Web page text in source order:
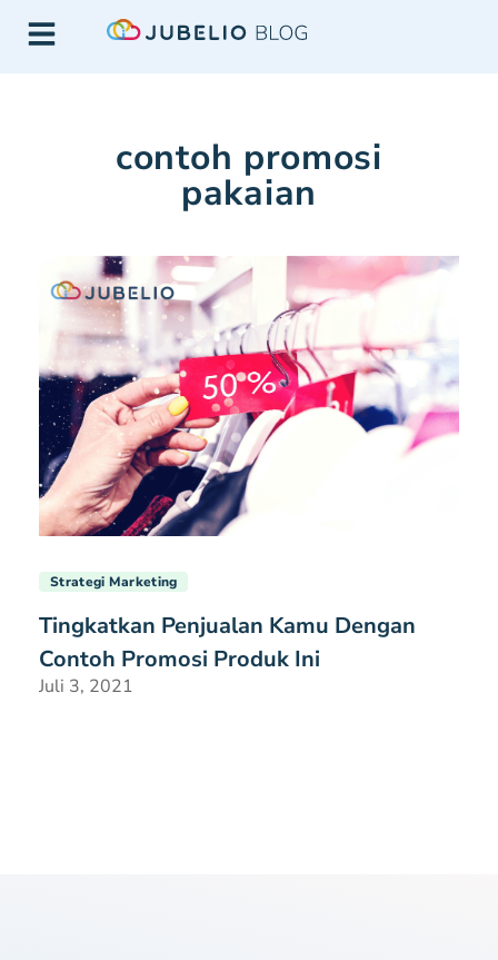
contoh promosi
pakaian
Strategi Marketing
Tingkatkan Penjualan Kamu Dengan
Contoh Promosi Produk Ini
Juli 3, 2021